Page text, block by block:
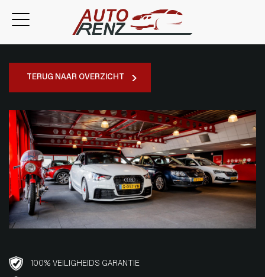
TERUG NAAR OVERZICHT
100% VEILIGHEIDS GARANTIE